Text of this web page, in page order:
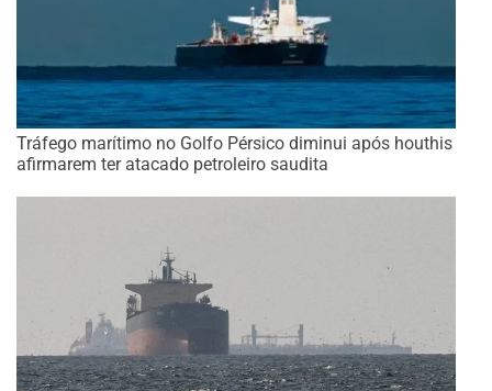
Tráfego marítimo no Golfo Pérsico diminui após houthis
afirmarem ter atacado petroleiro saudita